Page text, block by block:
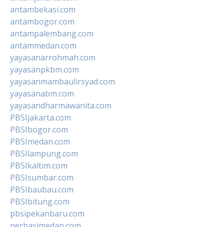
antambekasi.com
antambogor.com
antampalembang.com
antammedan.com
yayasanarrohmah.com
yayasanpkbm.com
yayasanmambaulirsyad.com
yayasanabm.com
yayasandharmawanita.com
PBSIjakarta.com
PBSIbogor.com
PBSImedan.com
PBSIlampung.com
PBSIkaltim.com
PBSIsumbar.com
PBSIbaubau.com
PBSIbitung.com
pbsipekanbaru.com